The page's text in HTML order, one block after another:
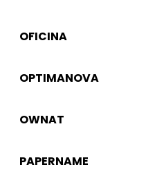
OFICINA
OPTIMANOVA
OWNAT
PAPERNAME